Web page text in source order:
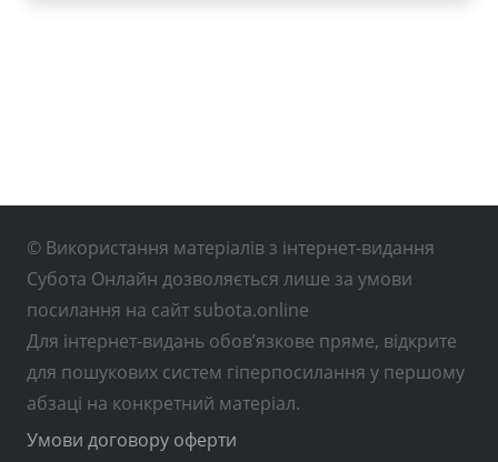
© Використання матеріалів з інтернет-видання
Субота Онлайн дозволяється лише за умови
посилання на сайт subota.online
Для інтернет-видань обов’язкове пряме, відкрите
для пошукових систем гіперпосилання у першому
абзаці на конкретний матеріал.
Умови договору оферти